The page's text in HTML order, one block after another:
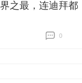
之最，连迪拜都
0